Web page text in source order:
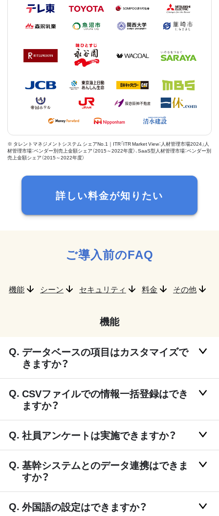
※ タレントマネジメントシステム シェアNo.1｜ITR「ITR Market View：人材管理市場2024」人
材管理市場：ベンダー別売上金額シェア（2015～2022年度）、SaaS型人材管理市場：ベンダー別
売上金額シェア（2015～2022年度）
詳しい料金が知りたい
ご導入前のFAQ
機能 シーン セキュリティ 料金 その他
機能
データベースの項目はカスタマイズで
きますか？
CSVファイルでの情報一括登録はでき
ますか？
社員アンケートは実施できますか？
基幹システムとのデータ連携はできま
すか？
外国語の設定はできますか？